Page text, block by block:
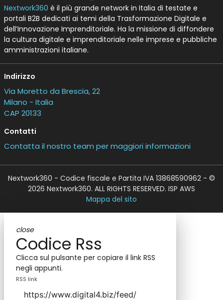
Nextwork360 è il più grande network in Italia di testate e
portali B2B dedicati ai temi della Trasformazione Digitale e
dell’Innovazione Imprenditoriale. Ha la missione di diffondere
la cultura digitale e imprenditoriale nelle imprese e pubbliche
amministrazioni italiane.
Indirizzo
Via Moretto da Brescia, 22
Milano - Italia
CAP 20133
Contatti
Contatta il nostro team per maggiori informazioni
Nextwork360 - Codice fiscale e Partita IVA 13868590962 - ©
2026 Nextwork360. ALL RIGHTS RESERVED. ISP AWS
Mappa del sito
close
Codice Rss
Clicca sul pulsante per copiare il link RSS
negli appunti.
RSS link